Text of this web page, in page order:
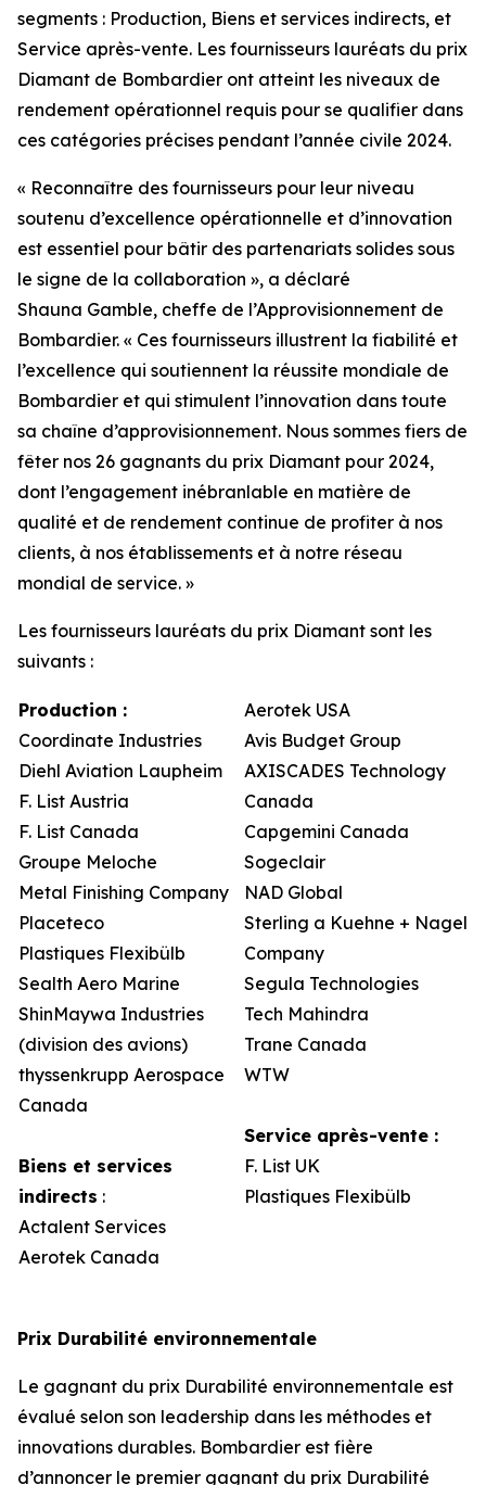
segments : Production, Biens et services indirects, et
Service après-vente. Les fournisseurs lauréats du prix
Diamant de Bombardier ont atteint les niveaux de
rendement opérationnel requis pour se qualifier dans
ces catégories précises pendant l’année civile 2024.
« Reconnaître des fournisseurs pour leur niveau
soutenu d’excellence opérationnelle et d’innovation
est essentiel pour bâtir des partenariats solides sous
le signe de la collaboration », a déclaré
Shauna Gamble, cheffe de l’Approvisionnement de
Bombardier. « Ces fournisseurs illustrent la fiabilité et
l’excellence qui soutiennent la réussite mondiale de
Bombardier et qui stimulent l’innovation dans toute
sa chaîne d’approvisionnement. Nous sommes fiers de
fêter nos 26 gagnants du prix Diamant pour 2024,
dont l’engagement inébranlable en matière de
qualité et de rendement continue de profiter à nos
clients, à nos établissements et à notre réseau
mondial de service. »
Les fournisseurs lauréats du prix Diamant sont les
suivants :
Production :
Coordinate Industries
Diehl Aviation Laupheim
F. List Austria
F. List Canada
Groupe Meloche
Metal Finishing Company
Placeteco
Plastiques Flexibülb
Sealth Aero Marine
ShinMaywa Industries
(division des avions)
thyssenkrupp Aerospace
Canada
Biens et services
indirects :
Actalent Services
Aerotek Canada
Aerotek USA
Avis Budget Group
AXISCADES Technology
Canada
Capgemini Canada
Sogeclair
NAD Global
Sterling a Kuehne + Nagel
Company
Segula Technologies
Tech Mahindra
Trane Canada
WTW
Service après-vente :
F. List UK
Plastiques Flexibülb
Prix Durabilité environnementale
Le gagnant du prix Durabilité environnementale est
évalué selon son leadership dans les méthodes et
innovations durables. Bombardier est fière
d’annoncer le premier gagnant du prix Durabilité